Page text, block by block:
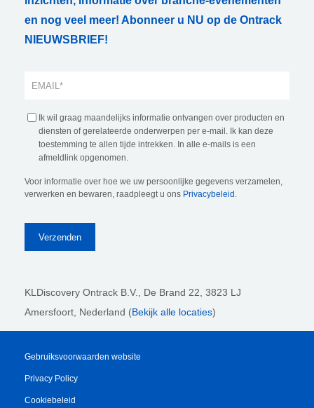
en nog veel meer! Abonneer u NU op de Ontrack
NIEUWSBRIEF!
Ik wil graag maandelijks informatie ontvangen over producten en
diensten of gerelateerde onderwerpen per e-mail. Ik kan deze
toestemming te allen tijde intrekken. In alle e-mails is een
afmeldlink opgenomen.
Voor informatie over hoe we uw persoonlijke gegevens verzamelen,
verwerken en bewaren, raadpleegt u ons Privacybeleid .
KLDiscovery Ontrack B.V., De Brand 22, 3823 LJ
Amersfoort, Nederland (Bekijk alle locaties)
Gebruiksvoorwaarden website
Privacy Policy
Cookiebeleid